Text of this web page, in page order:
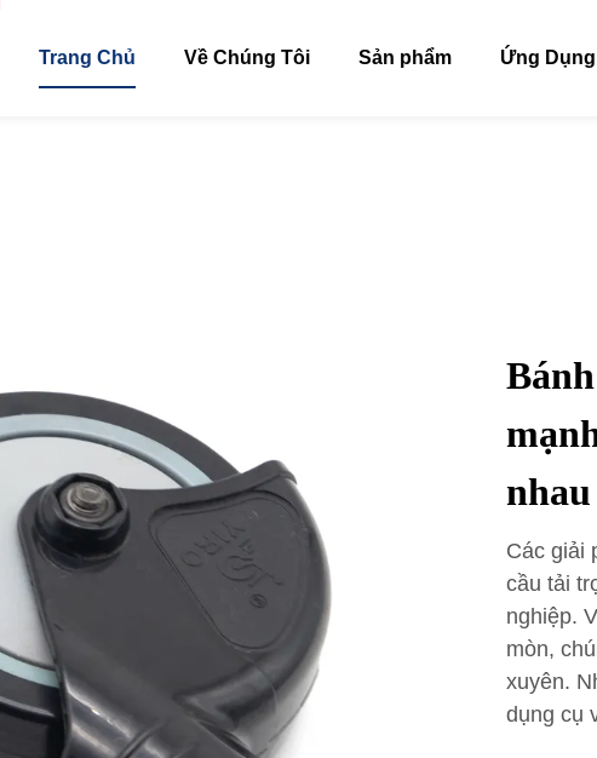
Trang Chủ Về Chúng Tôi Sản phẩm Ứng Dụng
nhau
Các giải
cầu tải
nghiệp.
mòn,
xuyên.
dụng cụ